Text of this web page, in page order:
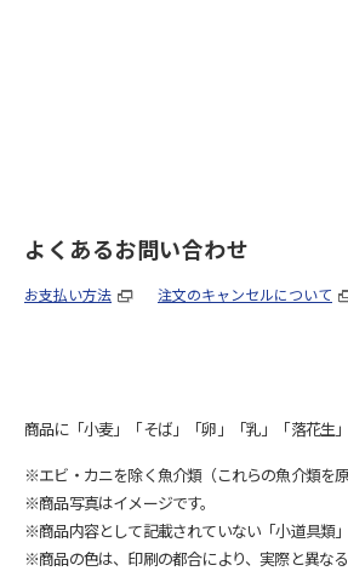
よくあるお問い合わせ
お支払い方法 注文のキャンセルについて
商品に「小麦」「そば」「卵」「乳」「落花生
※エビ・カニを除く魚介類（これらの魚介類を
※商品写真はイメージです。
※商品内容として記載されていない「小道具類
※商品の色は、印刷の都合により、実際と異なる